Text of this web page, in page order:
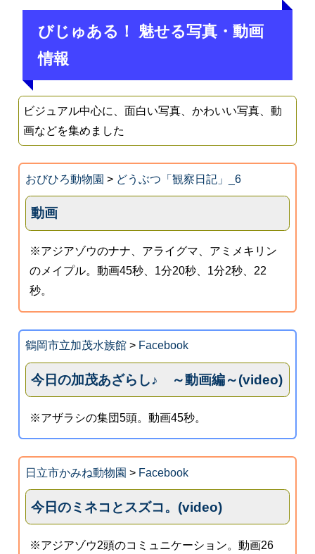
びじゅある！ 魅せる写真・動画
情報
ビジュアル中心に、面白い写真、かわいい写真、動
画などを集めました
おびひろ動物園 > どうぶつ「観察日記」_6
動画
※アジアゾウのナナ、アライグマ、アミメキリン
のメイプル。動画45秒、1分20秒、1分2秒、22
秒。
鶴岡市立加茂水族館> Facebook
今日の加茂あざらし♪ ～動画編～(video)
※アザラシの集団5頭。動画45秒。
日立市かみね動物園 > Facebook
今日のミネコとスズコ。(video)
※アジアゾウ2頭のコミュニケーション。動画26